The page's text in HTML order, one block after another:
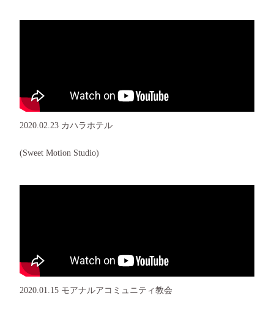
2020.02.23 カハラホテル
(Sweet Motion Studio)
2020.01.15 モアナルアコミュニティ教会